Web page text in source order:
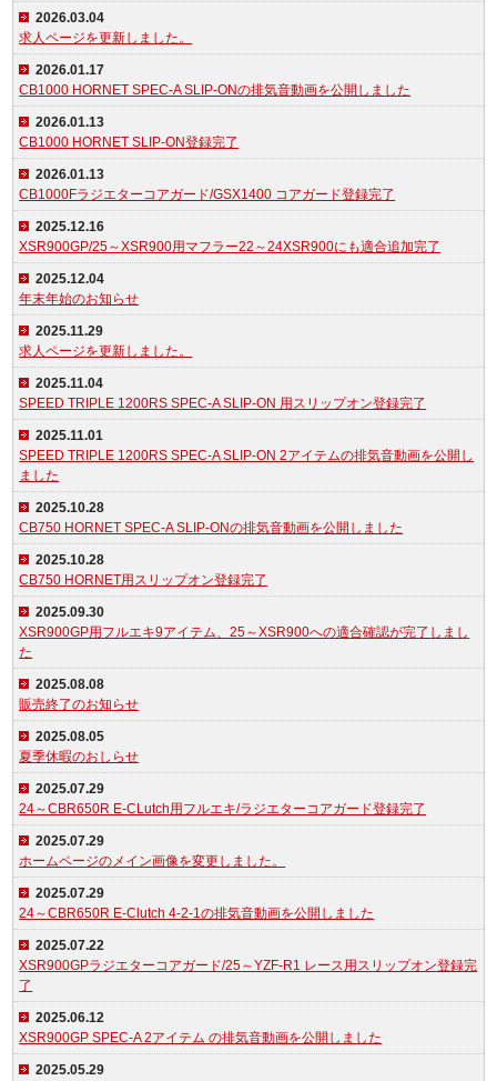
2026.03.04
求人ページを更新しました。
2026.01.17
CB1000 HORNET SPEC-A SLIP-ONの排気音動画を公開しました
2026.01.13
CB1000 HORNET SLIP-ON登録完了
2026.01.13
CB1000Fラジエターコアガード/GSX1400 コアガード登録完了
2025.12.16
XSR900GP/25～XSR900用マフラー22～24XSR900にも適合追加完了
2025.12.04
年末年始のお知らせ
2025.11.29
求人ページを更新しました。
2025.11.04
SPEED TRIPLE 1200RS SPEC-A SLIP-ON 用スリップオン登録完了
2025.11.01
SPEED TRIPLE 1200RS SPEC-A SLIP-ON 2アイテムの排気音動画を公開し
ました
2025.10.28
CB750 HORNET SPEC-A SLIP-ONの排気音動画を公開しました
2025.10.28
CB750 HORNET用スリップオン登録完了
2025.09.30
XSR900GP用フルエキ9アイテム、25～XSR900への適合確認が完了しまし
た
2025.08.08
販売終了のお知らせ
2025.08.05
夏季休暇のおしらせ
2025.07.29
24～CBR650R E-CLutch用フルエキ/ラジエターコアガード登録完了
2025.07.29
ホームページのメイン画像を変更しました。
2025.07.29
24～CBR650R E-Clutch 4-2-1の排気音動画を公開しました
2025.07.22
XSR900GPラジエターコアガード/25～YZF-R1 レース用スリップオン登録完
了
2025.06.12
XSR900GP SPEC-A 2アイテム の排気音動画を公開しました
2025.05.29